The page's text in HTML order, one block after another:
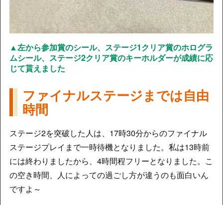
▲左から参加賞のシール、ステージ1クリア賞のホログラ
ムシール、ステージ2クリア賞のキーホルダーが成績に応
じて貰えました
ファイナルステージまでは自由
時間
ステージ2を突破した人は、17時30分からのファイナル
ステージプレイまで一時待機となりました。私は13時前
には終わりましたから、4時間程フリーとなりました。こ
の空き時間、人によっての過ごし方が違うのも面白いん
ですよ～